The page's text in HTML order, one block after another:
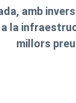
amb
la
millors